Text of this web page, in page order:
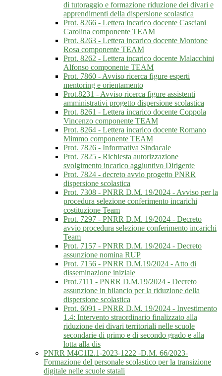
di tutoraggio e formazione riduzione dei divari e
apprendimenti della dispersione scolastica
Prot. 8266 - Lettera incarico docente Casciani
Carolina componente TEAM
Prot. 8263 - Lettera incarico docente Montone
Rosa componente TEAM
Prot. 8262 - Lettera incarico docente Malacchini
Alfonso componente TEAM
Prot. 7860 - Avviso ricerca figure esperti
mentoring e orientamento
Prot.8231 - Avviso ricerca figure assistenti
amministrativi progetto dispersione scolastica
Prot. 8261 - Lettera incarico docente Coppola
Vincenzo componente TEAM
Prot. 8264 - Lettera incarico docente Romano
Mimmo componente TEAM
Prot. 7826 - Informativa Sindacale
Prot. 7825 - Richiesta autorizzazione
svolgimento incarico aggiuntivo Dirigente
Prot. 7824 - decreto avvio progetto PNRR
dispersione scolastica
Prot. 7308 - PNRR D.M. 19/2024 - Avviso per la
procedura selezione conferimento incarichi
costituzione Team
Prot. 7297 - PNRR D.M. 19/2024 - Decreto
avvio procedura selezione conferimento incarichi
Team
Prot. 7157 - PNRR D.M. 19/2024 - Decreto
assunzione nomina RUP
Prot. 7156 - PNRR D.M.19/2024 - Atto di
disseminazione iniziale
Prot.7111 - PNRR D.M.19/2024 - Decreto
assunzione in bilancio per la riduzione della
dispersione scolastica
Prot. 6091 - PNRR D.M. 19/2024 - Investimento
1.4: Intervento straordinario finalizzato alla
riduzione dei divari territoriali nelle scuole
secondarie di primo e di secondo grado e alla
lotta alla dis
PNRR M4C1I2.1-2023-1222 -D.M. 66/2023-
Formazione del personale scolastico per la transizione
digitale nelle scuole statali